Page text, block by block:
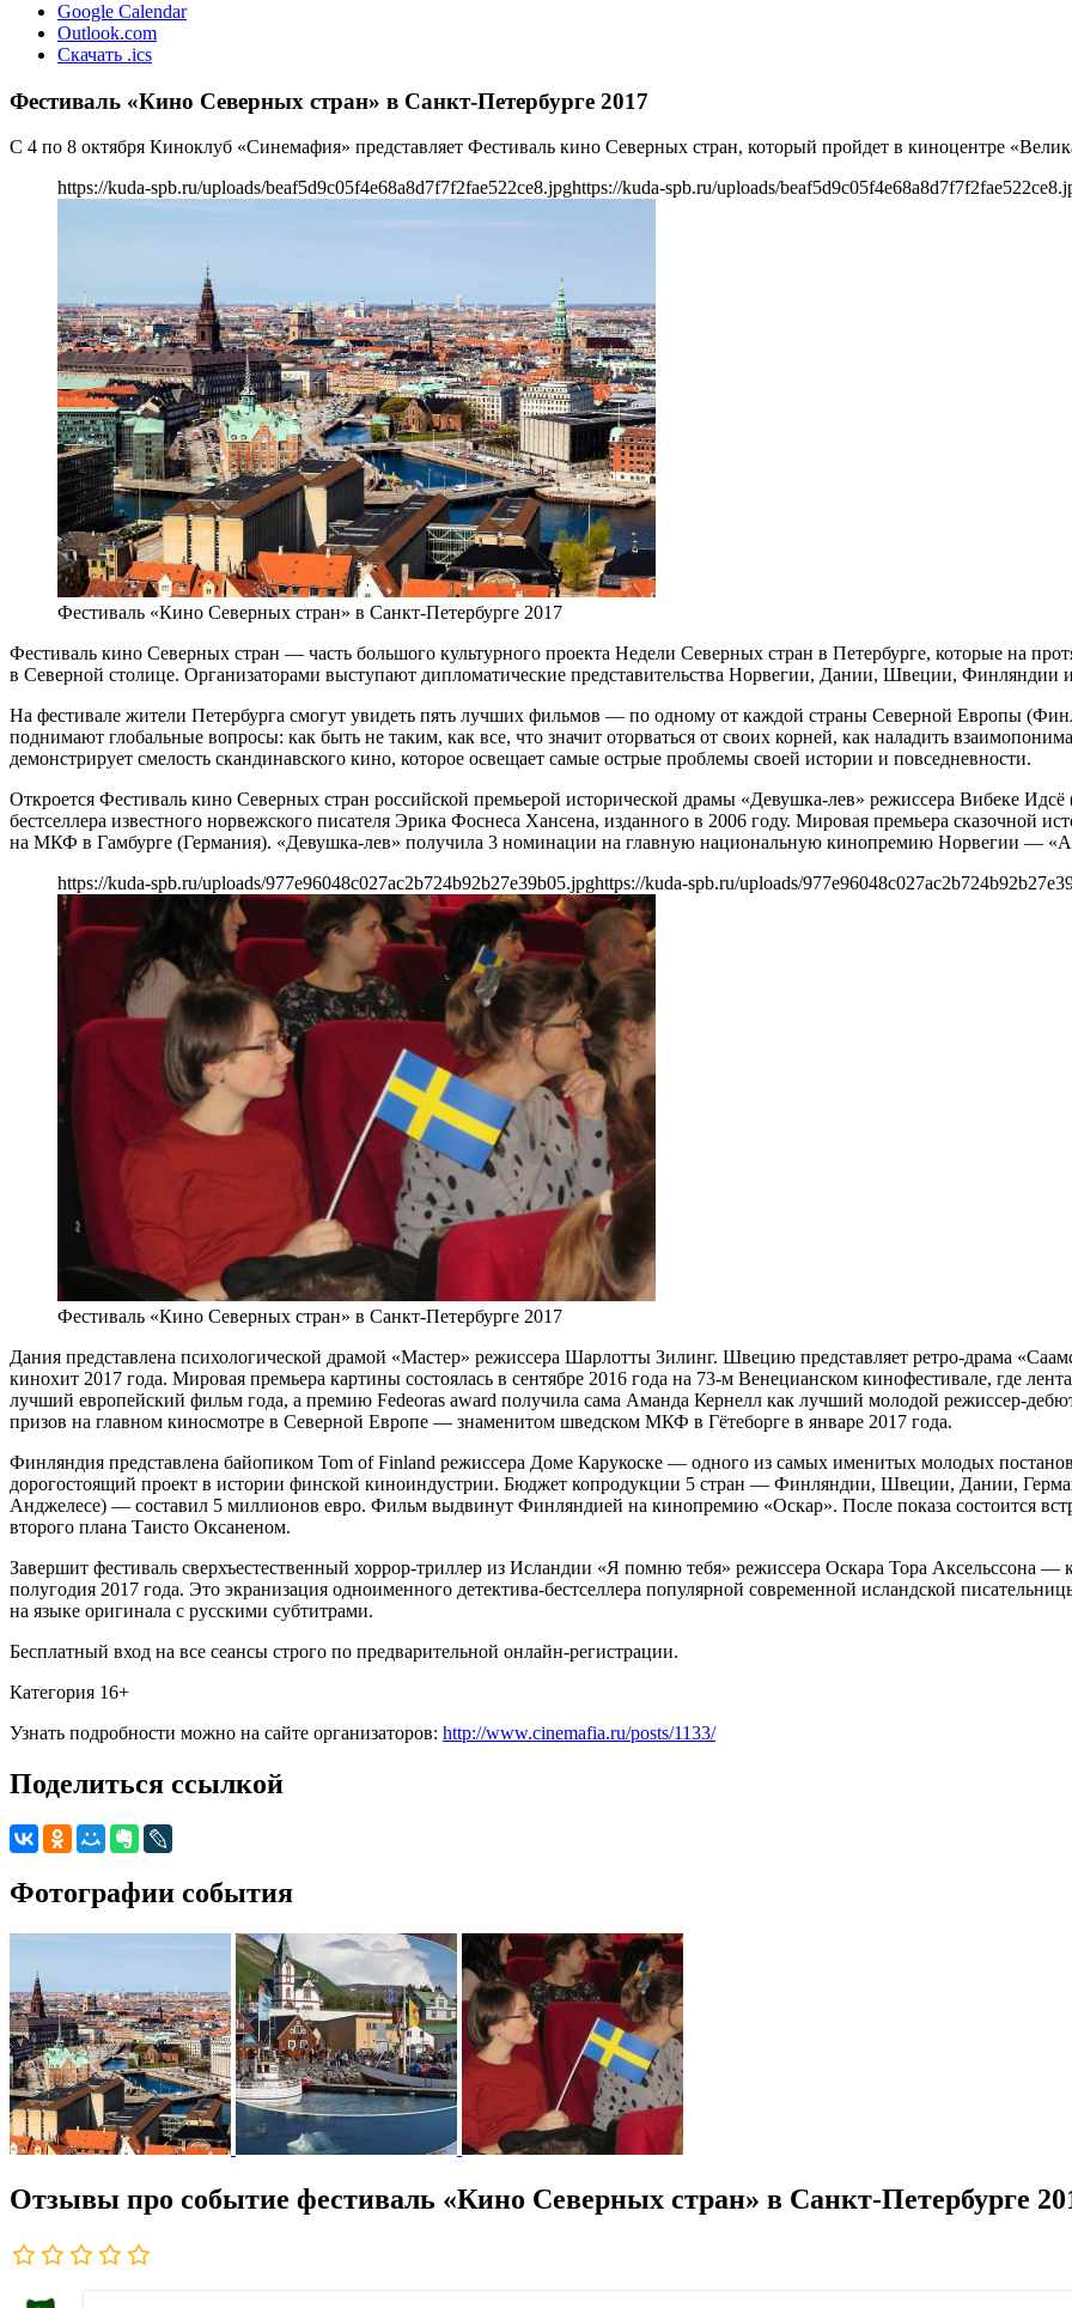
Google Calendar
Outlook.com
Скачать .ics
Фестиваль «Кино Северных стран» в Санкт-Петербурге 2017
С 4 по 8 октября Киноклуб «Синемафия» представляет Фестиваль кино Северных стран, который пройдет в киноцентре
https://kuda-spb.ru/uploads/beaf5d9c05f4e68a8d7f7f2fae522ce8.jpghttps://kuda-spb.ru/uploads/
Фестиваль «Кино Северных стран» в Санкт-Петербурге 2017
Фестиваль кино Северных стран — часть большого культурного проекта Недели Северных стран в Петербурге, которые на
в Северной столице. Организаторами выступают дипломатические представительства Норвегии, Дании, Швеции, Финляндии
На фестивале жители Петербурга смогут увидеть пять лучших фильмов — по одному от каждой страны Северной Европы
поднимают глобальные вопросы: как быть не таким, как все, что значит оторваться от своих корней, как наладить
демонстрирует смелость скандинавского кино, которое освещает самые острые проблемы своей истории и повседневности.
Откроется Фестиваль кино Северных стран российской премьерой исторической драмы «Девушка-лев» режиссера Вибеке
бестселлера известного норвежского писателя Эрика Фоснеса Хансена, изданного в 2006 году. Мировая премьера сказочной
на МКФ в Гамбурге (Германия). «Девушка-лев» получила 3 номинации на главную национальную кинопремию Норвегии —
https://kuda-spb.ru/uploads/977e96048c027ac2b724b92b27e39b05.jpghttps://kuda-spb.ru/uploads/
Фестиваль «Кино Северных стран» в Санкт-Петербурге 2017
Дания представлена психологической драмой «Мастер» режиссера Шарлотты Зилинг. Швецию представляет ретро-драма
кинохит 2017 года. Мировая премьера картины состоялась в сентябре 2016 года на 73-м Венецианском кинофестивале, где
лучший европейский фильм года, а премию Fedeoras award получила сама Аманда Кернелл как лучший молодой режиссер-
призов на главном киносмотре в Северной Европе — знаменитом шведском МКФ в Гётеборге в январе 2017 года.
Финляндия представлена байопиком Tom of Finland режиссера Доме Карукоске — одного из самых именитых молодых
дорогостоящий проект в истории финской киноиндустрии. Бюджет копродукции 5 стран — Финляндии, Швеции, Дании,
Анджелесе) — составил 5 миллионов евро. Фильм выдвинут Финляндией на кинопремию «Оскар». После показа состоится
второго плана Таисто Оксаненом.
Завершит фестиваль сверхъестественный хоррор-триллер из Исландии «Я помню тебя» режиссера Оскара Тора Аксельссона
полугодия 2017 года. Это экранизация одноименного детектива-бестселлера популярной современной исландской
на языке оригинала с русскими субтитрами.
Бесплатный вход на все сеансы строго по предварительной онлайн-регистрации.
Категория 16+
Узнать подробности можно на сайте организаторов: http://www.cinemafia.ru/posts/1133/
Поделиться ссылкой
Фотографии события
Отзывы про событие фестиваль «Кино Северных стран» в Санкт-Петербурге